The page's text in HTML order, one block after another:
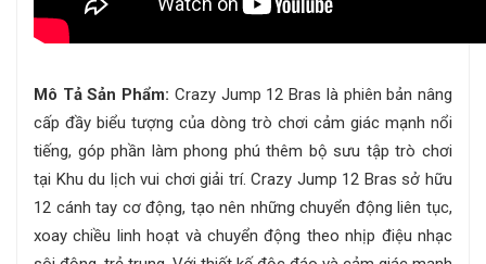
Mô Tả Sản Phẩm: Crazy Jump 12 Bras là phiên bản nâng
cấp đầy biểu tượng của dòng trò chơi cảm giác mạnh nổi
tiếng, góp phần làm phong phú thêm bộ sưu tập trò chơi
tại Khu du lịch vui chơi giải trí. Crazy Jump 12 Bras sở hữu
12 cánh tay cơ động, tạo nên những chuyển động liên tục,
xoay chiều linh hoạt và chuyển động theo nhịp điệu nhạc